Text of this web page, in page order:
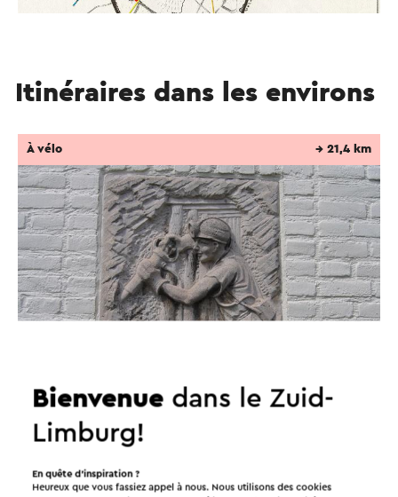
Itinéraires dans les environs
Langs mijn en water Sittard-Geleen Mijnroute 3
À vélo → 21,4 km
Geleen
Bienvenuedans le Zuid-
Limburg!
En quête d’inspiration ?
Heureux que vous fassiez appel à nous. Nous utilisons des cookies